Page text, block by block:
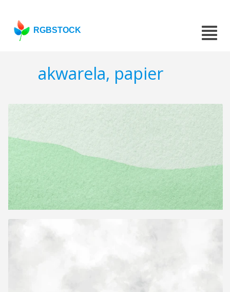
RGBSTOCK
akwarela, papier